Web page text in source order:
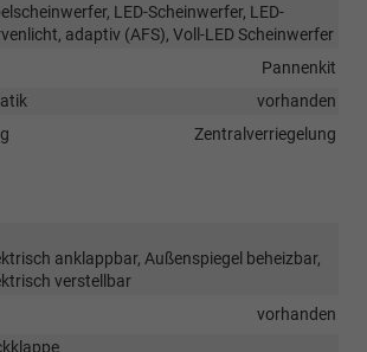
LED-Scheinwerfer, LED-
adaptiv (AFS), Voll-LED Scheinwerfer
Pannenkit
vorhanden
Zentralverriegelung
anklappbar, Außenspiegel beheizbar,
verstellbar
vorhanden